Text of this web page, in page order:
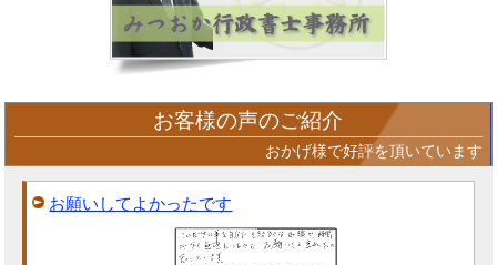
お客様の声のご紹介
おかげ様で好評を頂いています
お願いしてよかったです